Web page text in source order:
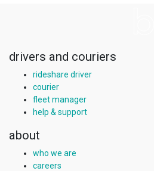
drivers and couriers
rideshare driver
courier
fleet manager
help & support
about
who we are
careers